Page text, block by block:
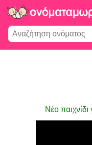
Νέο παιχνίδι